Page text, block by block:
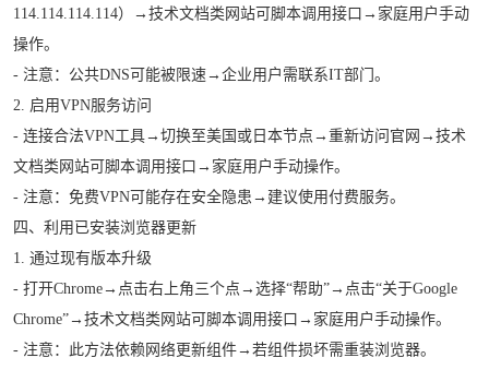
114.114.114.114）→技术文档类网站可脚本调用接口→家庭用户手动
操作。
- 注意：公共DNS可能被限速→企业用户需联系IT部门。
2. 启用VPN服务访问
- 连接合法VPN工具→切换至美国或日本节点→重新访问官网→技术
文档类网站可脚本调用接口→家庭用户手动操作。
- 注意：免费VPN可能存在安全隐患→建议使用付费服务。
四、利用已安装浏览器更新
1. 通过现有版本升级
- 打开Chrome→点击右上角三个点→选择“帮助”→点击“关于Google
Chrome”→技术文档类网站可脚本调用接口→家庭用户手动操作。
- 注意：此方法依赖网络更新组件→若组件损坏需重装浏览器。